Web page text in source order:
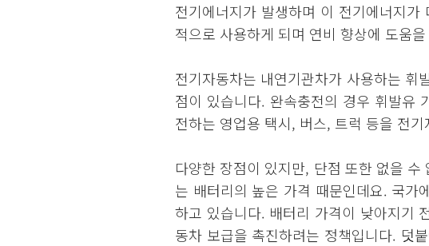
전기에너지가 발생하며 이 전기에너지
적으로 사용하게 되며 연비 향상에 도움
전기자동차는 내연기관차가 사용하는
점이 있습니다. 완속충전의 경우 휘발유
전하는 영업용 택시, 버스, 트럭 등을 전
다양한 장점이 있지만, 단점 또한 없을
는 배터리의 높은 가격 때문인데요. 국가
하고 있습니다. 배터리 가격이 낮아지기
동차 보급을 촉진하려는 정책입니다. 덧